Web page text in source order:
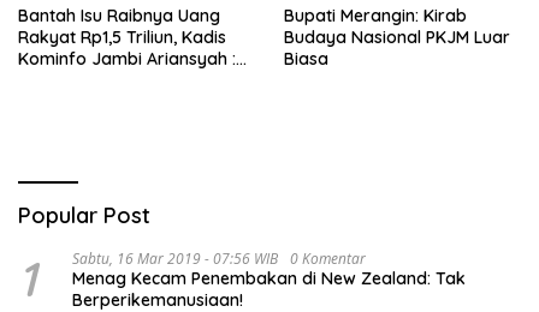
Bantah Isu Raibnya Uang
Rakyat Rp1,5 Triliun, Kadis
Kominfo Jambi Ariansyah :
Bupati Merangin: Kirab
Budaya Nasional PKJM Luar
Biasa
Popular Post
1 Sabtu, 16 Mar 2019 - 07:56 WIB 0 Komentar
Menag Kecam Penembakan di New Zealand: Tak
Berperikemanusiaan!